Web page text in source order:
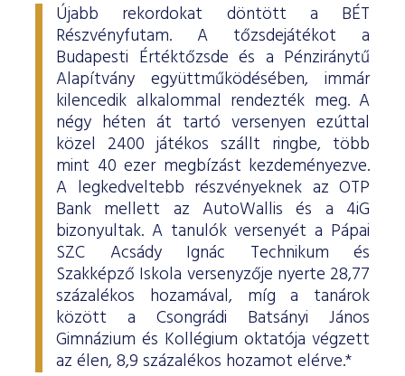
Újabb rekordokat döntött a BÉT
Részvényfutam. A tőzsdejátékot a
Budapesti Értéktőzsde és a Pénziránytű
Alapítvány együttműködésében, immár
kilencedik alkalommal rendezték meg. A
négy héten át tartó versenyen ezúttal
közel 2400 játékos szállt ringbe, több
mint 40 ezer megbízást kezdeményezve.
A legkedveltebb részvényeknek az OTP
Bank mellett az AutoWallis és a 4iG
bizonyultak. A tanulók versenyét a Pápai
SZC Acsády Ignác Technikum és
Szakképző Iskola versenyzője nyerte 28,77
százalékos hozamával, míg a tanárok
között a Csongrádi Batsányi János
Gimnázium és Kollégium oktatója végzett
az élen, 8,9 százalékos hozamot elérve.*